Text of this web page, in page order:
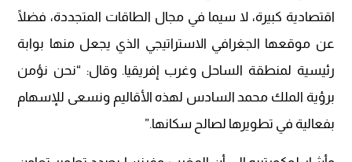
اقتصادية كبيرة، لا سيما في مجال الطاقات المتجددة، فضلًا
عن موقعها الجغرافي الاستراتيجي الذي يجعل منها بوابة
رئيسية لمنطقة الساحل وغرب إفريقيا. وقال: “نحن نؤمن
برؤية الملك محمد السادس لهذه الأقاليم ونسعى للإسهام
بفعالية في تطويرها لصالح سكانها.”